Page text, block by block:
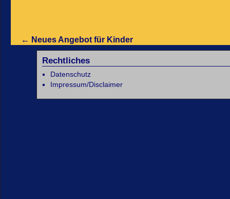
← Neues Angebot für Kinder
Rechtliches
Datenschutz
Impressum/Disclaimer